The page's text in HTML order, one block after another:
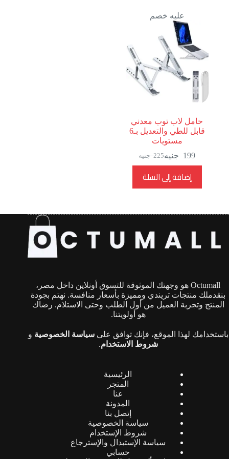
عليه خصم
حامل لاب توب معدني
قابل للطي والتعديل بـ6
مستويات
225 جنيهالسعر
هو:
225
199 جنيهالسعر
هو:
199
إضافة إلى السلة
Octumall هو وجهتك الموثوقة للتسوق أونلاين داخل مصر،
بنقدملك منتجات تريندي ومميزة بأسعار منافسة. نهتم بجودة
المنتج وتجربة العميل من أول الطلب وحتى الاستلام. رضاك
هو أولويتنا.
باستخدامك لهذا الموقع، فإنك توافق علىسياسة الخصوصية و
شروط الاستخدام.
الرئيسية
المتجر
عنا
المدونة
إتصل بنا
سياسة الخصوصية
شروط الإستخدام
سياسة الإستبدال والإسترجاع
حسابي